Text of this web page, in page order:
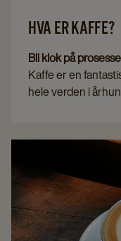
HVA ER KAFFE?
Bli klok på
Kaffe er en
hele verden i